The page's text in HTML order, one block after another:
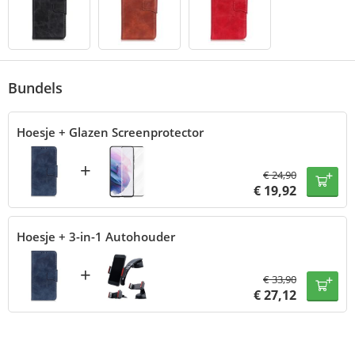
Bundels
Hoesje + Glazen Screenprotector
+ €24,90
€ 19,92
Hoesje + 3-in-1 Autohouder
+ €33,90
€27,12